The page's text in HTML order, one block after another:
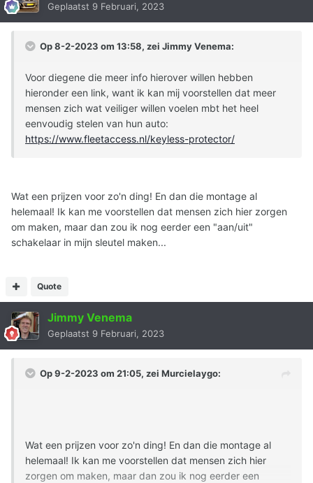
Geplaatst 9 Februari, 2023
Op 8-2-2023 om 13:58, zei Jimmy Venema:
Voor diegene die meer info hierover willen hebben
hieronder een link, want ik kan mij voorstellen dat meer
mensen zich wat veiliger willen voelen mbt het heel
eenvoudig stelen van hun auto:
https://www.fleetaccess.nl/keyless-protector/
Wat een prijzen voor zo'n ding! En dan die montage al
helemaal! Ik kan me voorstellen dat mensen zich hier zorgen
om maken, maar dan zou ik nog eerder een "aan/uit"
schakelaar in mijn sleutel maken...
Quote
Jimmy Venema
Geplaatst 9 Februari, 2023
Op 9-2-2023 om 21:05, zei Murcielaygo:
Wat een prijzen voor zo'n ding! En dan die montage al
helemaal! Ik kan me voorstellen dat mensen zich hier
zorgen om maken, maar dan zou ik nog eerder een